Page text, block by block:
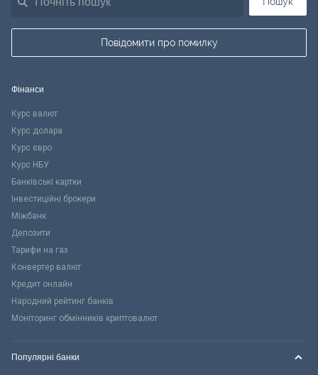
Повідомити про помилку
Фінанси
Курс валют
Курс долара
Курс євро
Курс НБУ
Банківські картки
Інвестиційні брокери
Міжбанк
Депозити
Тарифи на газ
Конвертер валют
Кредит онлайн
Народний рейтинг банків
Моніторинг обмінників криптовалют
Популярні банки